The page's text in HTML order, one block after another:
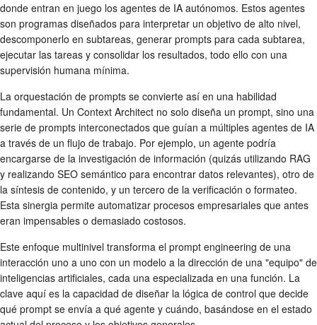
donde entran en juego los agentes de IA autónomos. Estos agentes
son programas diseñados para interpretar un objetivo de alto nivel,
descomponerlo en subtareas, generar prompts para cada subtarea,
ejecutar las tareas y consolidar los resultados, todo ello con una
supervisión humana mínima.
La orquestación de prompts se convierte así en una habilidad
fundamental. Un Context Architect no solo diseña un prompt, sino una
serie de prompts interconectados que guían a múltiples agentes de IA
a través de un flujo de trabajo. Por ejemplo, un agente podría
encargarse de la investigación de información (quizás utilizando RAG
y realizando SEO semántico para encontrar datos relevantes), otro de
la síntesis de contenido, y un tercero de la verificación o formateo.
Esta sinergia permite automatizar procesos empresariales que antes
eran impensables o demasiado costosos.
Este enfoque multinivel transforma el prompt engineering de una
interacción uno a uno con un modelo a la dirección de una "equipo" de
inteligencias artificiales, cada una especializada en una función. La
clave aquí es la capacidad de diseñar la lógica de control que decide
qué prompt se envía a qué agente y cuándo, basándose en el estado